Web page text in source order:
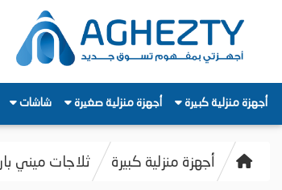
أجهزة منزلية كبيرة أجهزة منزلية صغيرة شاشات
أجهزة منزلية كبيرة ثلاجات ميني بار